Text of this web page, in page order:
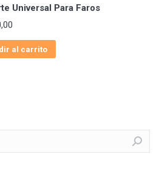
Universal Para Faros
al carrito